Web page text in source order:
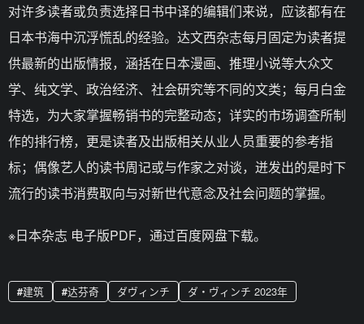
对许多读者或负责选择日书中译的编辑们来说，应该都有在
日本书海中沉浮慌乱的经验。达文西杂志每月固定为读者提
供最新的出版情报，涵括在日本漫画、推理小说等大众文
学、纯文学、政治经济、社会研究等不同的文类；每月白金
特选，为大家掌握畅销书的完整动态；详实的市场调查所制
作的排行榜，更是读者及出版相关从业人员重要的参考指
标；偶像艺人的读书周记或与作家之对谈，迸发出的是时下
流行的读书消费取向与对新世代意念及社会问题的掌握。
※日本杂志 电子版PDF，通过百度网盘下载。
建筑 达芬奇 ダヴィンチ ダ・ヴィンチ 2023年